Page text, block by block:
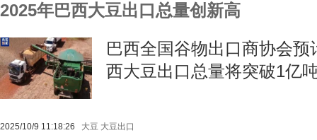
2025年巴西大豆出口总量创新高
巴西全国谷物出口商协会预
西大豆出口总量将突破1亿
2025/10/9 11:18:26 大豆 大豆出口